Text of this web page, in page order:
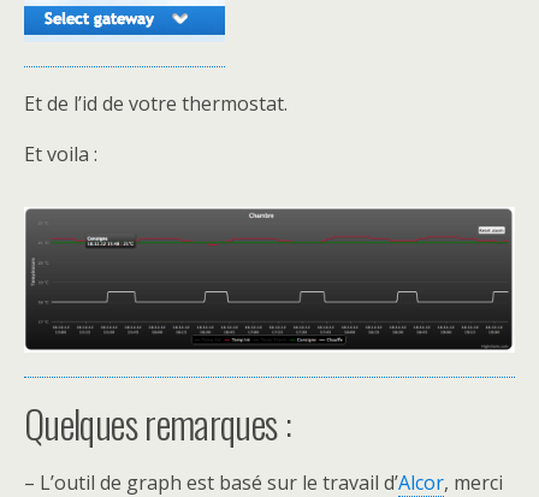
Et de l’id de votre thermostat.
Et voila :
Quelques remarques :
– L’outil de graph est basé sur le travail d’Alcor, merci